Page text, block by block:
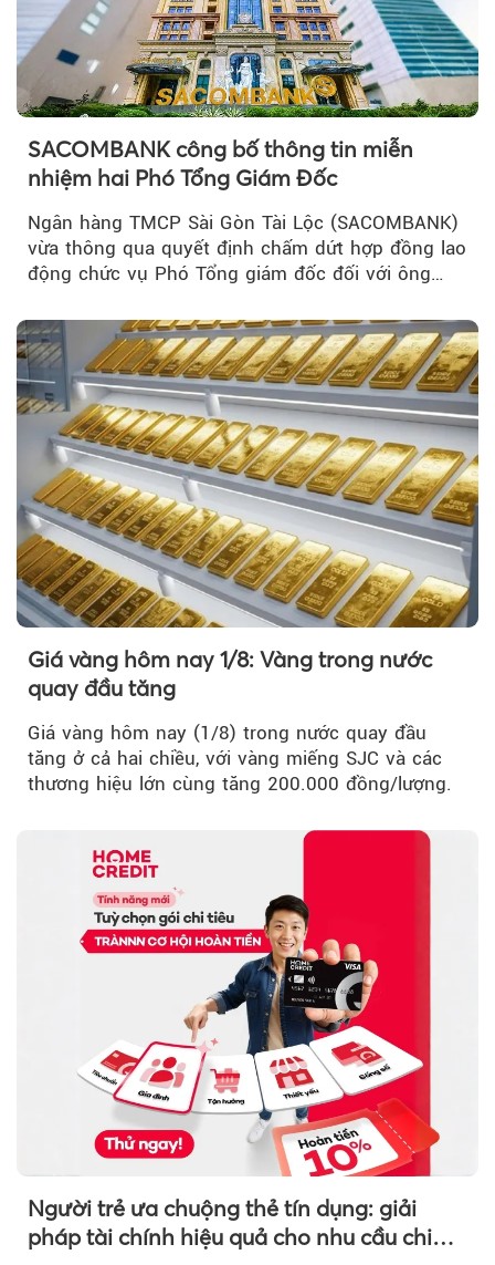
SACOMBANK công bố thông tin miễn
nhiệm hai Phó Tổng Giám Đốc
Ngân hàng TMCP Sài Gòn Tài Lộc (SACOMBANK)
vừa thông qua quyết định chấm dứt hợp đồng lao
động chức vụ Phó Tổng giám đốc đối với ông
Giá vàng hôm nay 1/8: Vàng trong nước
quay đầu tăng
Giá vàng hôm nay (1/8) trong nước quay đầu
tăng ở cả hai chiều, với vàng miếng SJC và các
thương hiệu lớn cùng tăng 200.000 đồng/lượng.
Người trẻ ưa chuộng thẻ tín dụng: giải
pháp tài chính hiệu quả cho nhu cầu chi